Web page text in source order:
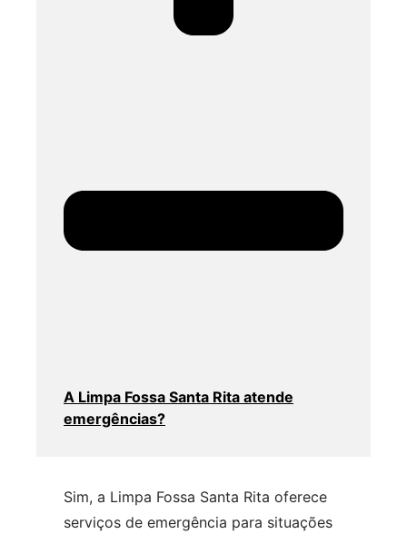
A Limpa Fossa Santa Rita atende
emergências?
Sim, a Limpa Fossa Santa Rita oferece
serviços de emergência para situações